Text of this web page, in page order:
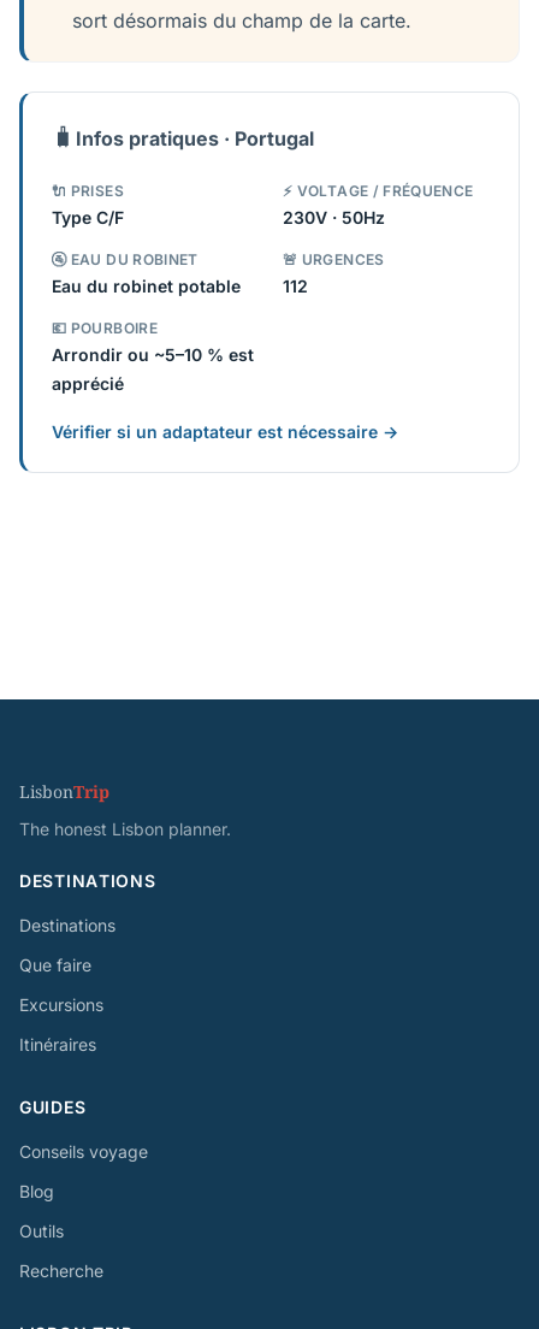
sort désormais du champ de la carte.
🧳 Infos pratiques · Portugal
🔌 PRISES
Type C/F
⚡ VOLTAGE / FRÉQUENCE
230V · 50Hz
🚰 EAU DU ROBINET
Eau du robinet potable
🚨 URGENCES
112
💶 POURBOIRE
Arrondir ou ~5–10 % est
apprécié
Vérifier si un adaptateur est nécessaire →
LisbonTrip
The honest Lisbon planner.
DESTINATIONS
Destinations
Que faire
Excursions
Itinéraires
GUIDES
Conseils voyage
Blog
Outils
Recherche